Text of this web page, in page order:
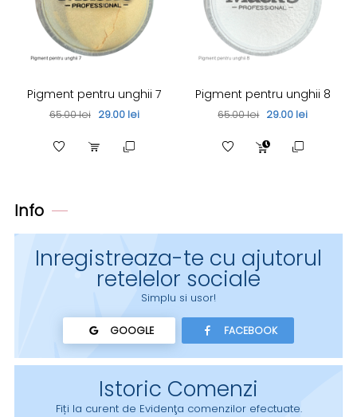
Pigment pentru unghii 7
65.00 lei 29.00 lei
Pigment pentru unghii 8
65.00 lei 29.00 lei
Info
Inregistreaza-te cu ajutorul
retelelor sociale
Simplu si usor!
GOOGLE FACEBOOK
Istoric Comenzi
Fiți la curent de Evidenţa comenzilor efectuate.